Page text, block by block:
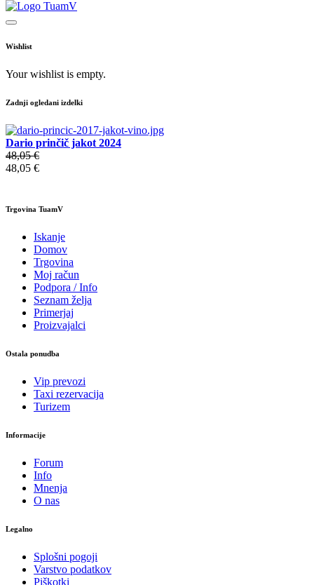
Wishlist
Your wishlist is empty.
Zadnji ogledani izdelki
Dario prinčič jakot 2024
48,05 €
48,05 €
Trgovina TuamV
Iskanje
Domov
Trgovina
Moj račun
Podpora / Info
Seznam želja
Primerjaj
Proizvajalci
Ostala ponudba
Vip prevozi
Taxi rezervacija
Turizem
Informacije
Forum
Info
Mnenja
O nas
Legalno
Splošni pogoji
Varstvo podatkov
Piškotki